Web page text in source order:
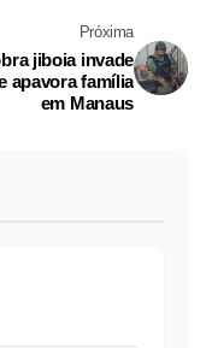
Próxima
jiboia invade
apavora família
em Manaus